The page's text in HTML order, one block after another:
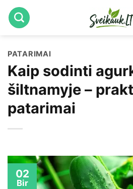
Skip
to
PATARIMAI
Kaip sodinti
šiltnamyje –
patarimai
02
Bir